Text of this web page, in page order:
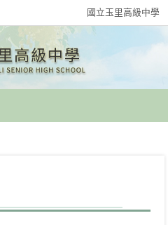
國立玉里高級中學